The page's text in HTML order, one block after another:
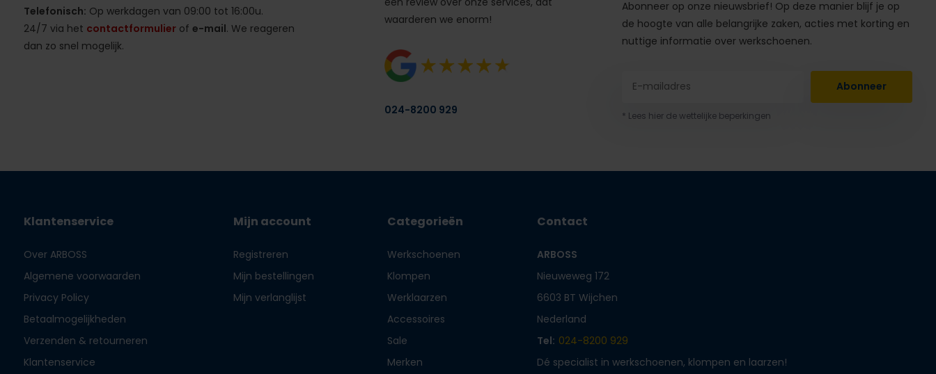
Telefonisch: Op werkdagen van 09:00 tot 16:00u.
24/7 via het contactformulierof e-mail. We reageren
dan zo snel mogelijk.
waarderen we enorm!
024-8200 929
Abonneer op onze nieuwsbrief! Op deze manier blijf je op
de hoogte van alle belangrijke zaken, acties met korting en
nuttige informatie over werkschoenen.
Abonneer
* Lees hier de wettelijke beperkingen
Klantenservice
Over ARBOSS
Algemene voorwaarden
Privacy Policy
Betaalmogelijkheden
Verzenden & retourneren
Klantenservice
Mijn account
Registreren
Mijn bestellingen
Mijn verlanglijst
Categorieën
Werkschoenen
Klompen
Werklaarzen
Accessoires
Sale
Merken
Contact
ARBOSS
Nieuweweg 172
6603 BT Wijchen
Nederland
Tel: 024-8200 929
Dé specialist in werkschoenen, klompen en laarzen!